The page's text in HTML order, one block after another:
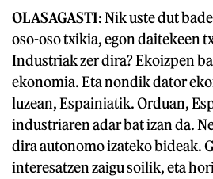
OLASAGASTI:Nik uste dut
oso-oso txikia, egon daitekeen
Industriak zer dira? Ekoizpen
ekonomia. Eta nondik dator
luzean, Espainiatik. Orduan,
industriaren adar bat izan da.
dira autonomo izateko bideak.
interesatzen zaigu soilik, eta